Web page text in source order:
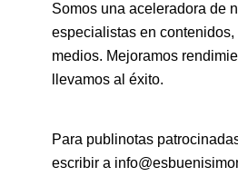
Somos una aceleradora de
especialistas en
medios. Mejoramos
llevamos al éxito.
Para publinotas
escribir a